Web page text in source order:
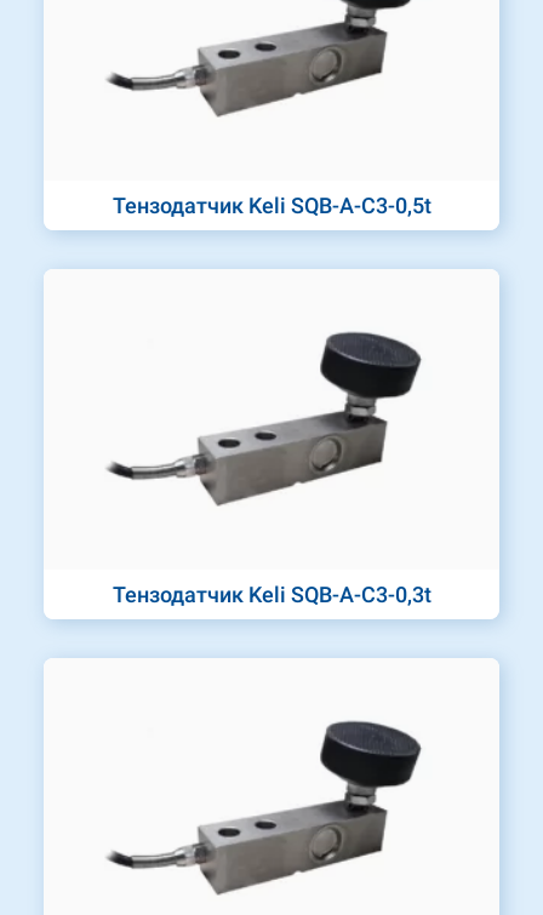
Тензодатчик Keli SQB-A-C3-0,5t
Тензодатчик Keli SQB-A-C3-0,3t